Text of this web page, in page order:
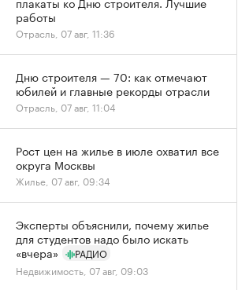
работы
Отрасль, 07 авг, 11:36
Дню строителя — 70: как отмечают
юбилей и главные рекорды отрасли
Отрасль, 07 авг, 11:04
Рост цен на жилье в июле охватил все
округа Москвы
Жилье, 07 авг, 09:34
Эксперты объяснили, почему жилье
для студентов надо было искать
«вчера»
РАДИО
Недвижимость, 07 авг, 09:03